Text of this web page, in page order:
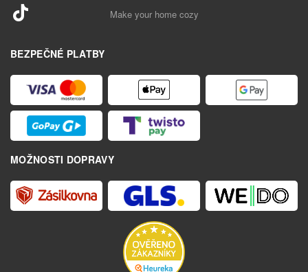
Make your home cozy
BEZPEČNÉ PLATBY
MOŽNOSTI DOPRAVY